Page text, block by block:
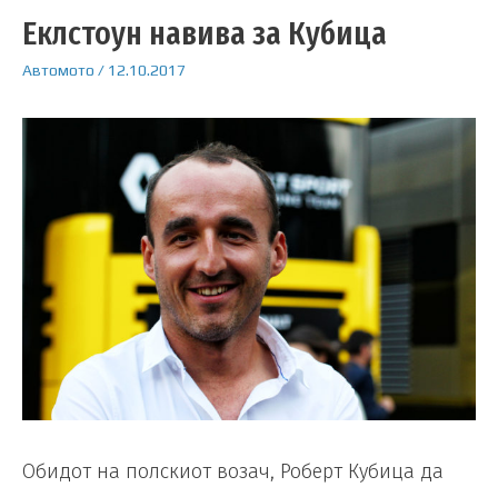
Еклстоун навива за Кубица
Автомото / 12.10.2017
Обидот на полскиот возач, Роберт Кубица да